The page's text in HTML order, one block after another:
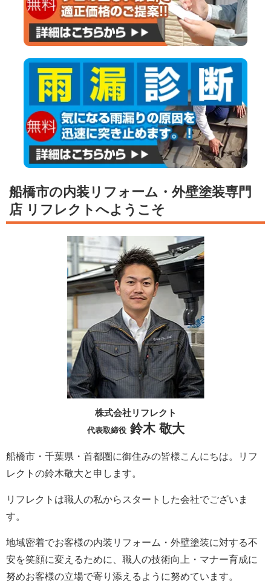
船橋市の内装リフォーム・外壁塗装専門
店 リフレクトへようこそ
株式会社リフレクト
代表取締役鈴木 敬大
船橋市・千葉県・首都圏に御住みの皆様こんにちは。
リフ
レクト の鈴木敬大と申します。
リフレクト は職人の私からスタートした会社でございま
す。
地域密着でお客様の内装リフォーム・外壁塗装に対する不
安を笑顔に変えるために、職人の技術向上・マナー育成に
努めお客様の立場で寄り添えるように努めています。